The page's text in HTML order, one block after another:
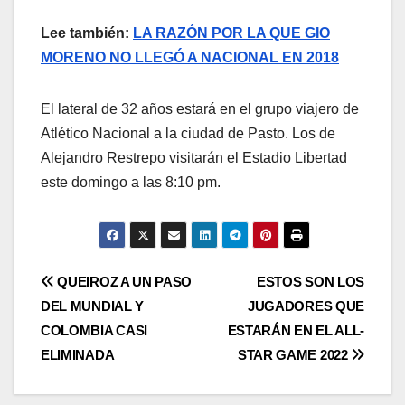
Lee también: LA RAZÓN POR LA QUE GIO
MORENO NO LLEGÓ A NACIONAL EN 2018
El lateral de 32 años estará en el grupo viajero de
Atlético Nacional a la ciudad de Pasto. Los de
Alejandro Restrepo visitarán el Estadio Libertad
este domingo a las 8:10 pm.
ESTOS SON LOS
JUGADORES QUE
ESTARÁN EN EL ALL-
STAR GAME 2022
QUEIROZ A UN PASO
DEL MUNDIAL Y
COLOMBIA CASI
ELIMINADA